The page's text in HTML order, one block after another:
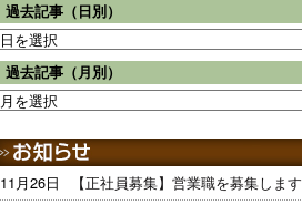
過去記事（日別）
過去記事（月別）
11月26日 【正社員募集】営業職を募集します